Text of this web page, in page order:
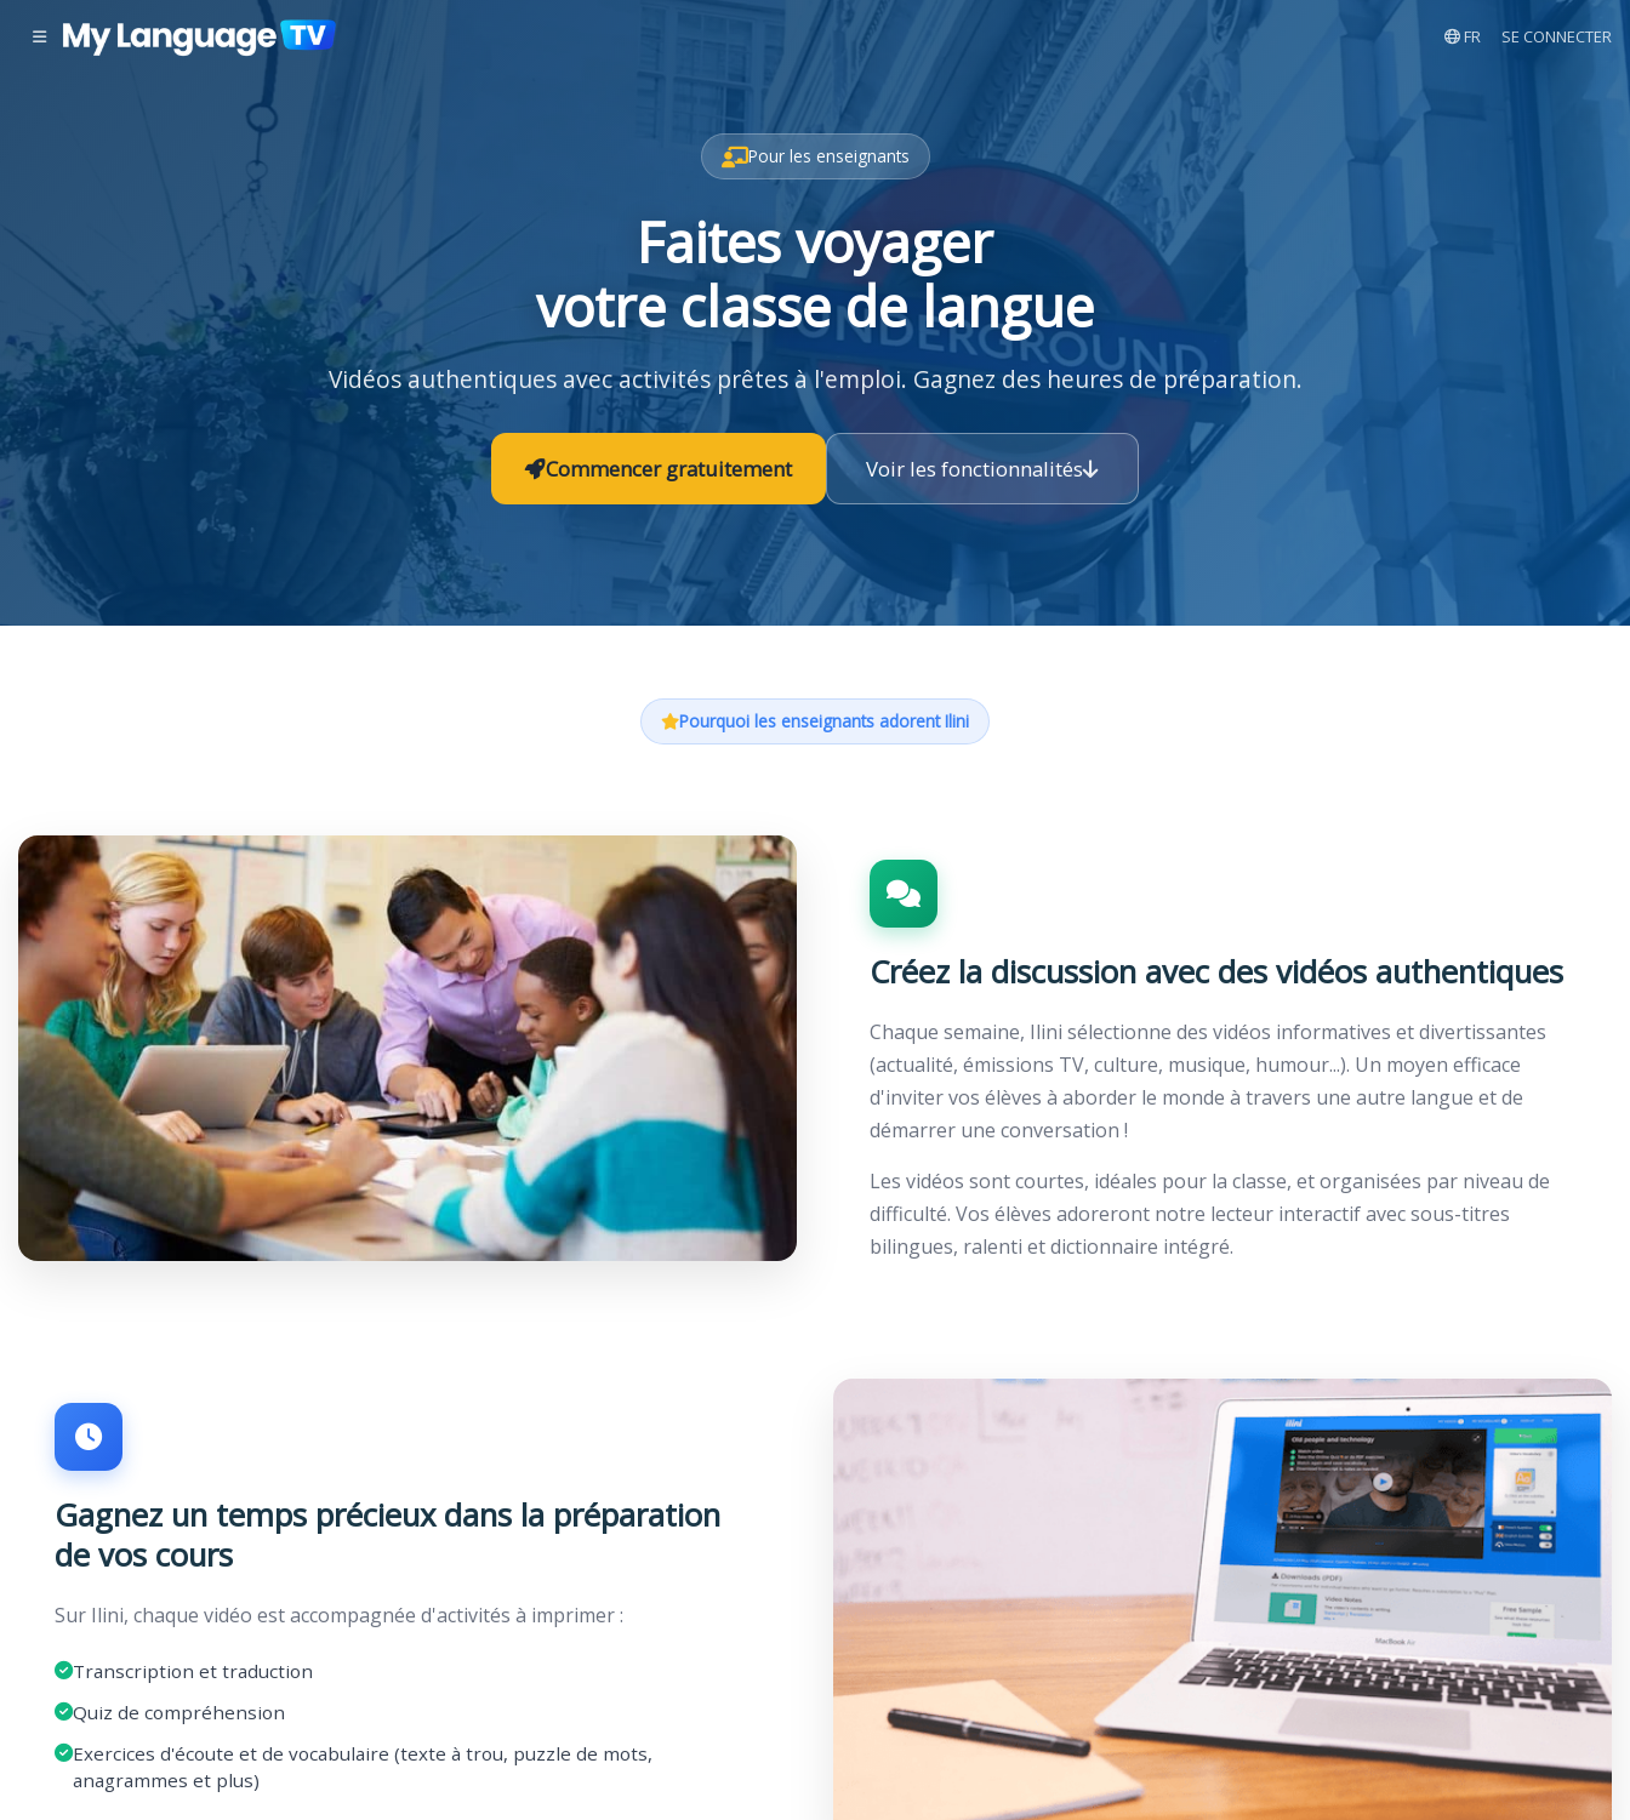
FR SE CONNECTER
Pour les enseignants
Faites voyager
votre classe de langue
Vidéos authentiques avec activités prêtes à l'emploi. Gagnez des heures de préparation.
Commencer gratuitement Voir les fonctionnalités
Pourquoi les enseignants adorent Ilini
Créez la discussion avec des vidéos authentiques
Chaque semaine, Ilini sélectionne des vidéos informatives et divertissantes
(actualité, émissions TV, culture, musique, humour...). Un moyen efficace
d'inviter vos élèves à aborder le monde à travers une autre langue et de
démarrer une conversation !
Les vidéos sont courtes, idéales pour la classe, et organisées par niveau de
difficulté. Vos élèves adoreront notre lecteur interactif avec sous-titres
bilingues, ralenti et dictionnaire intégré.
Gagnez un temps précieux dans la préparation
de vos cours
Sur Ilini, chaque vidéo est accompagnée d'activités à imprimer :
Transcription et traduction
Quiz de compréhension
Exercices d'écoute et de vocabulaire (texte à trou, puzzle de mots,
anagrammes et plus)